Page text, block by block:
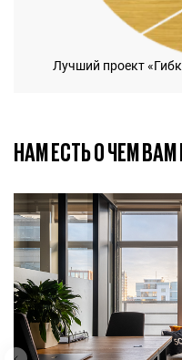
Лучший проект
НАМ ЕСТЬ О ЧЕМ